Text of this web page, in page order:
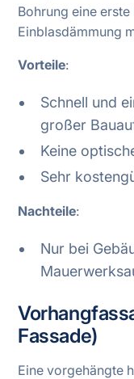
Bohrung eine
Einblasdämmung
Vorteile:
Schnell und
großer
Keine
Sehr
Nachteile:
Nur bei
Fassade)
Eine vorgehängte